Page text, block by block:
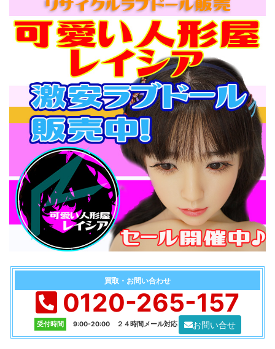
買取・お問い合わせ
0120-265-157
受付時間 9:00-20:00 ２４時間メール対応 お問い合せ